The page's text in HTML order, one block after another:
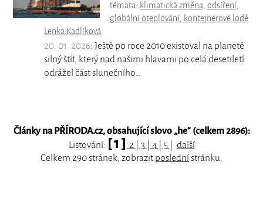
témata: klimatická změna, odsíření,
globální oteplování, kontejnerové lodě
Lenka Kadlíková
20. 01. 2026: Ještě po roce 2010 existoval na planetě
silný štít, který nad našimi hlavami po celá desetiletí
odrážel část slunečního…
Články na PŘÍRODA.cz, obsahující slovo „he“ (celkem 2896):
Listování: [ 1 ] 2 3 4 5
další
Celkem 290 stránek, zobrazitposlednístránku.